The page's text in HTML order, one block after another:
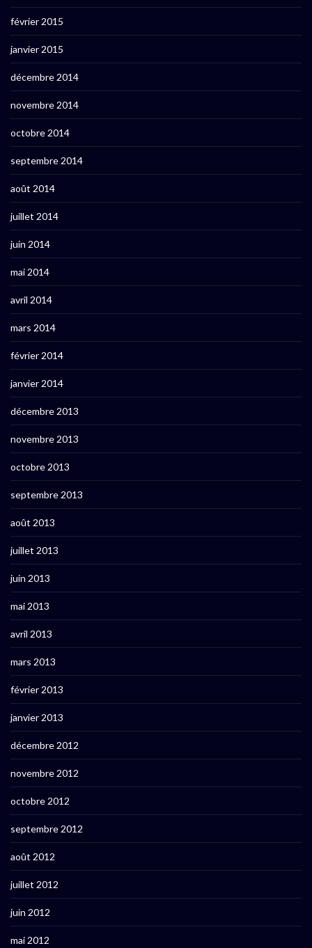
février 2015
janvier 2015
décembre 2014
novembre 2014
octobre 2014
septembre 2014
août 2014
juillet 2014
juin 2014
mai 2014
avril 2014
mars 2014
février 2014
janvier 2014
décembre 2013
novembre 2013
octobre 2013
septembre 2013
août 2013
juillet 2013
juin 2013
mai 2013
avril 2013
mars 2013
février 2013
janvier 2013
décembre 2012
novembre 2012
octobre 2012
septembre 2012
août 2012
juillet 2012
juin 2012
mai 2012